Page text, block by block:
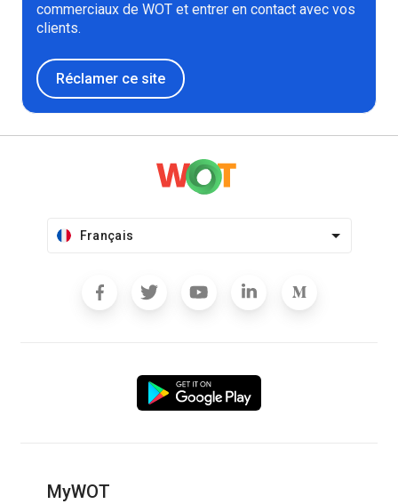
commerciaux de WOT et entrer en contact avec vos
clients.
Réclamer ce site
Français
MyWOT